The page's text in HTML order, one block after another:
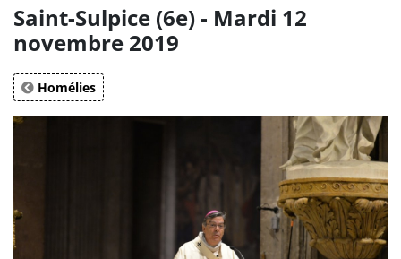
Saint-Sulpice (6e) - Mardi 12
novembre 2019
Homélies